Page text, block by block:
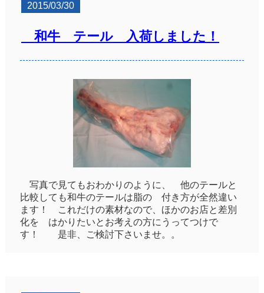
2015/03/30
和牛 テール 入荷しました！
写真で見てもおわかりのように、 他のテールと
比較しても和牛のテールは脂の 付き方が全然違い
ます！ これだけの素材なので、ほかのお店と差別
化を はかりたいとお考えの方にうってつけで
す！ 是非、ご検討下さいませ。。